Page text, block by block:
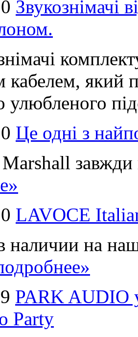
Звукознімачі
кабелем, який
улюбленого
Це однi з
завжди
LAVOCE
наличии на
PARK AUDIO
Party